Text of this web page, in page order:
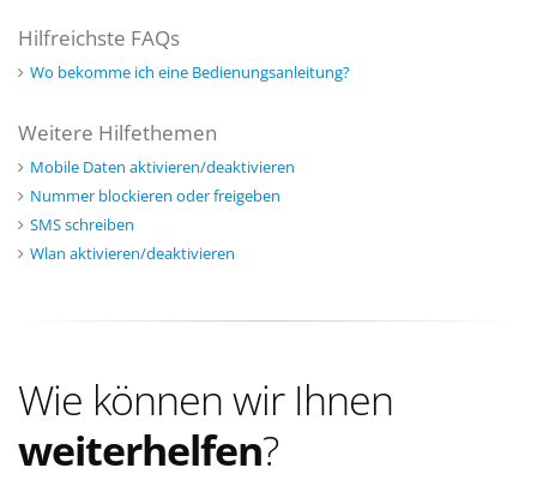
Hilfreichste FAQs
Wo bekomme ich eine Bedienungsanleitung?
Weitere Hilfethemen
Mobile Daten aktivieren/deaktivieren
Nummer blockieren oder freigeben
SMS schreiben
Wlan aktivieren/deaktivieren
Wie können wir Ihnen
weiterhelfen?